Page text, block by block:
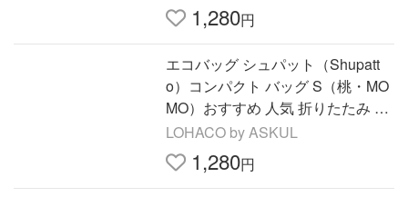
1,280円
エコバッグ シュパット（Shupatt
o）コンパクト バッグ S（桃・MO
MO）おすすめ 人気 折りたたみ S4
66MOM 1個 マーナ
LOHACO by ASKUL
1,280円